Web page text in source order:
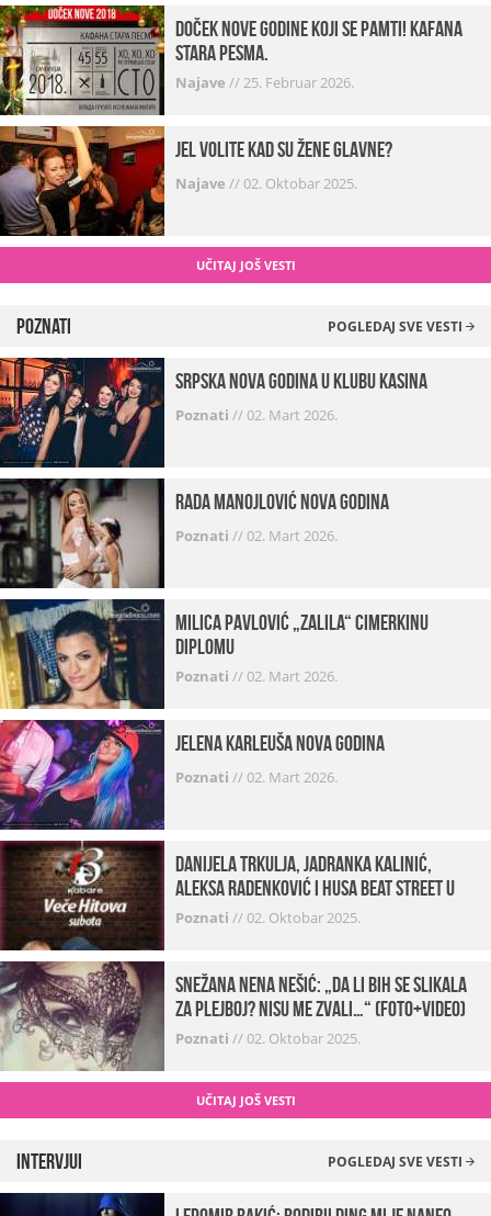
Doček Nove godine koji se pamti! Kafana
Stara pesma.
Najave //25. Februar 2026.
Jel volite kad su žene glavne?
Najave //02. Oktobar 2025.
UČITAJ JOŠ VESTI
Poznati POGLEDAJ SVE VESTI
Srpska Nova godina u klubu Kasina
Poznati //02. Mart 2026.
Rada Manojlović Nova godina
Poznati //02. Mart 2026.
Milica Pavlović „zalila“ cimerkinu
diplomu
Poznati //02. Mart 2026.
Jelena Karleuša Nova godina
Poznati //02. Mart 2026.
Danijela Trkulja, Jadranka Kalinić,
Aleksa Radenković i Husa Beat Street u
Kabareu 13
Poznati //02. Oktobar 2025.
Snežana Nena Nešić: „Da li bih se slikala
za Plejboj? Nisu me zvali…“ (FOTO+VIDEO)
Poznati //02. Oktobar 2025.
UČITAJ JOŠ VESTI
Intervjui POGLEDAJ SVE VESTI